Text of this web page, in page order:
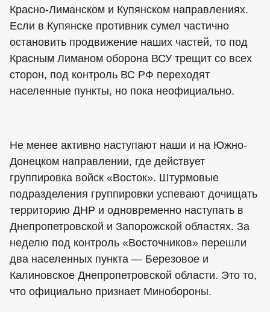
Красно-Лиманском и Купянском направлениях.
Если в Купянске противник сумел частично
остановить продвижение наших частей, то под
Красным Лиманом оборона ВСУ трещит со всех
сторон, под контроль ВС РФ переходят
населенные пункты, но пока неофициально.
Не менее активно наступают наши и на Южно-
Донецком направлении, где действует
группировка войск «Восток». Штурмовые
подразделения группировки успевают дочищать
территорию ДНР и одновременно наступать в
Днепропетровской и Запорожской областях. За
неделю под контроль «Восточников» перешли
два населенных пункта — Березовое и
Калиновское Днепропетровской области. Это то,
что официально признает Минобороны.